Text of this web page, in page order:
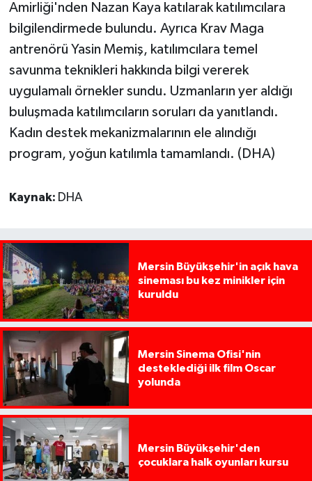
Amirliği'nden Nazan Kaya katılarak katılımcılara
bilgilendirmede bulundu. Ayrıca Krav Maga
antrenörü Yasin Memiş, katılımcılara temel
savunma teknikleri hakkında bilgi vererek
uygulamalı örnekler sundu. Uzmanların yer aldığı
buluşmada katılımcıların soruları da yanıtlandı.
Kadın destek mekanizmalarının ele alındığı
program, yoğun katılımla tamamlandı. (DHA)
Kaynak: DHA
Mersin Büyükşehir'in açık hava
sineması bu kez minikler için
kuruldu
Mersin Sinema Ofisi'nin
desteklediği ilk film Oscar
yolunda
Mersin Büyükşehir'den
çocuklara halk oyunları kursu